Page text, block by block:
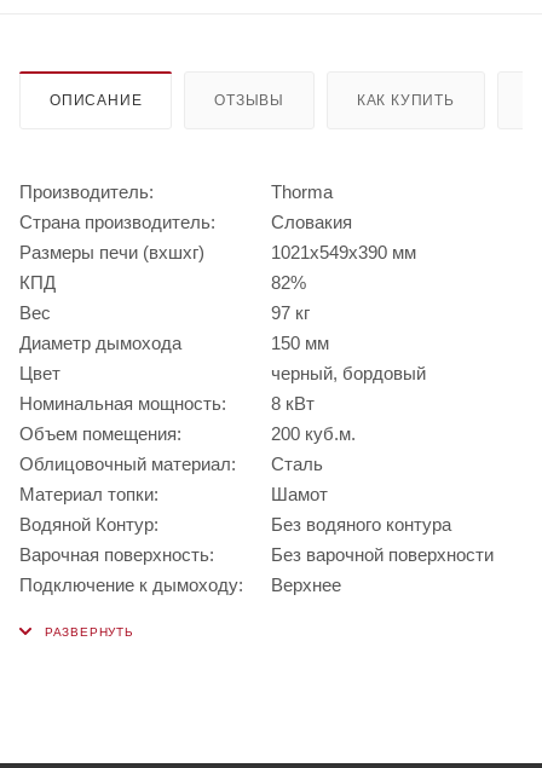
ОПИСАНИЕ ОТЗЫВЫ КАК КУПИТЬ
Производитель:
Thorma
Страна производитель:
Словакия
Размеры печи (вхшхг)
1021х549х390 мм
КПД
82%
Вес
97 кг
Диаметр дымохода
150 мм
Цвет
черный, бордовый
Номинальная мощность:
8 кВт
Объем помещения:
200 куб.м.
Облицовочный материал:
Сталь
Материал топки:
Шамот
Водяной Контур:
Без водяного контура
Варочная поверхность:
Без варочной поверхности
Подключение к дымоходу:
Верхнее